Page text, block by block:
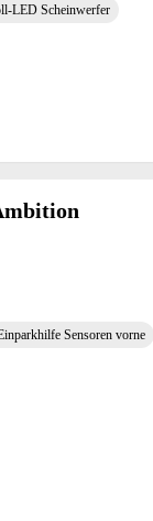
LED Scheinwerfer
Sensoren vorne